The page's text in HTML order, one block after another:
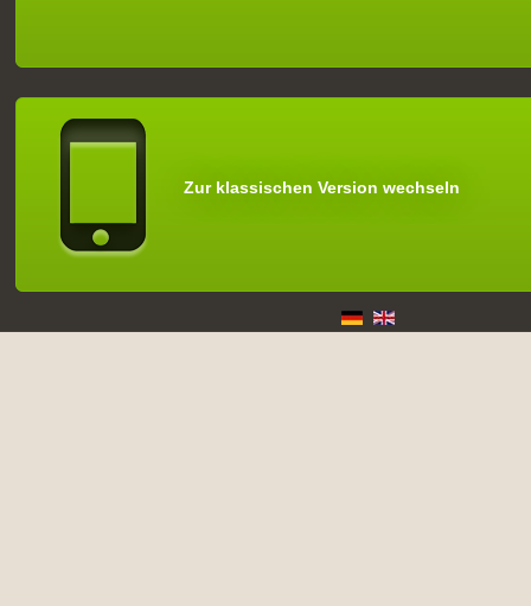
Zur klassischen Version wechseln